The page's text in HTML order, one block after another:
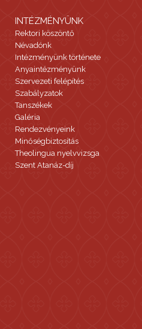
INTÉZMÉNYÜNK
Rektori köszöntő
Névadónk
Intézményünk története
Anyaintézményünk
Szervezeti felépítés
Szabályzatok
Tanszékek
Galéria
Rendezvényeink
Minőségbiztosítás
Theolingua nyelvvizsga
Szent Atanáz-díj